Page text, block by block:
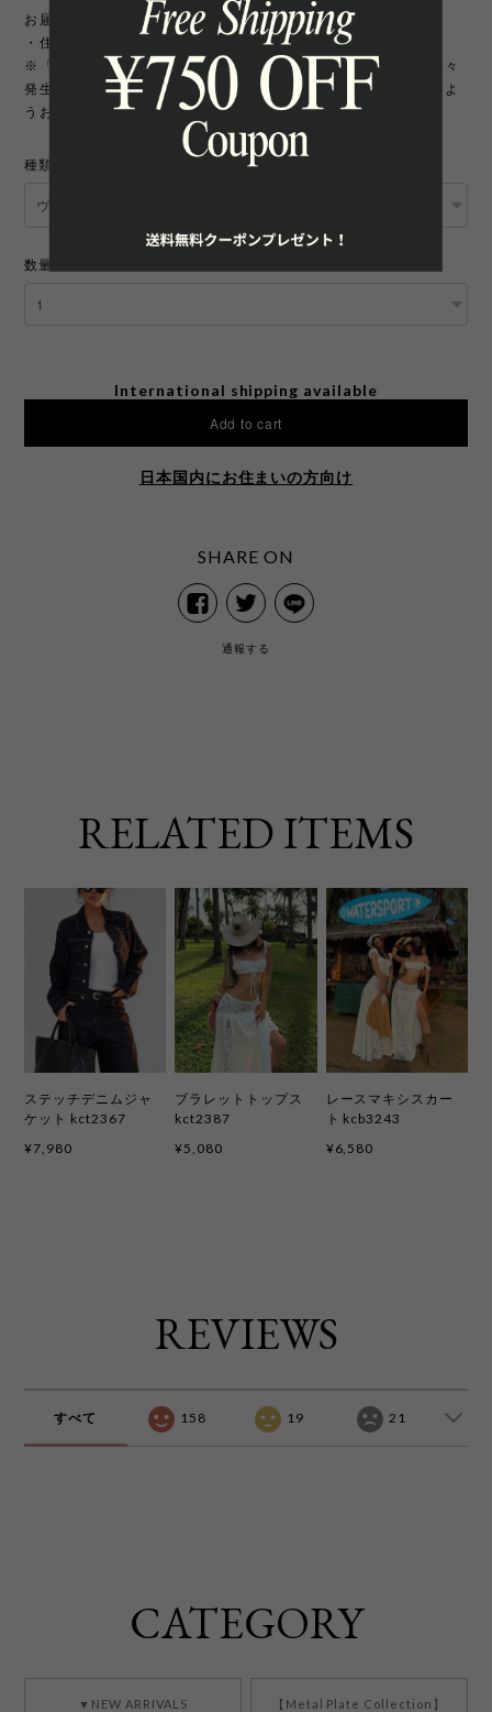
お届け先について
・住所変更には追加手数料が発生いたします。
※「町名・丁目番地・部屋番号」の住所不備による配送遅延が多々
発生しております。宛先を十分にご確認の上ご注文いただきますよ
うお願いいたします。
種類
数量
International shipping available
Add to cart
日本国内にお住まいの方向け
SHARE ON
通報する
RELATED ITEMS
ステッチデニムジャ
ケット kct2367
¥7,980
ブラレットトップス
kct2387
¥5,080
レースマキシスカー
ト kcb3243
¥6,580
REVIEWS
すべて 158 19 21
CATEGORY
▼NEW ARRIVALS 【Metal Plate Collection】